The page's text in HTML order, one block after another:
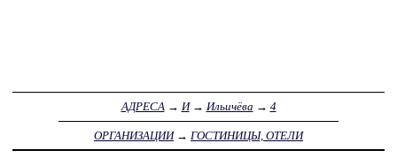
АДРЕСА→ И→ Ильичёва → 4
ОРГАНИЗАЦИИ→ ГОСТИНИЦЫ, ОТЕЛИ